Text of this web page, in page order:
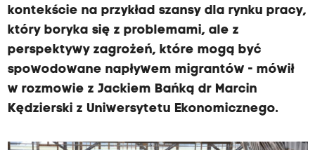
kontekście na przykład szansy dla rynku pracy,
który boryka się z problemami, ale z
perspektywy zagrożeń, które mogą być
spowodowane napływem migrantów - mówił
w rozmowie z Jackiem Bańką dr Marcin
Kędzierski z Uniwersytetu Ekonomicznego.